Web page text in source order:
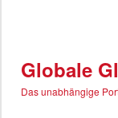
Globale
Das unabhängige